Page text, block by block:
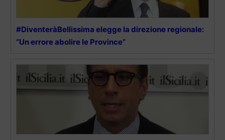
#DiventeràBellissima elegge la direzione regionale:
“Un errore abolire le Province”